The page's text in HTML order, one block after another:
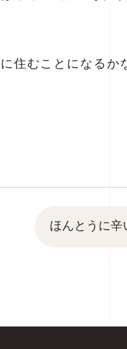
住むことになるか
ほんとうに